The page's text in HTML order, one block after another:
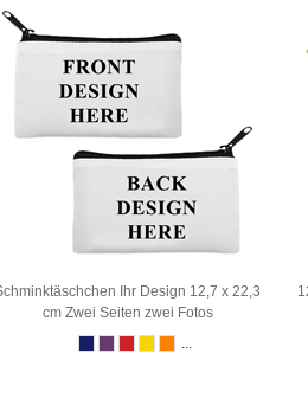
Ihr Design 12,7 x 22,3
cm Zwei Seiten zwei Fotos
...